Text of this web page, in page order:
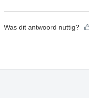
Was dit antwoord nuttig?